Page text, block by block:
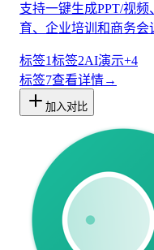
支持一键生成PPT/视
育、企业培训和商务会
标签1标签2AI演示+4
标签7查看详情→
加入对比